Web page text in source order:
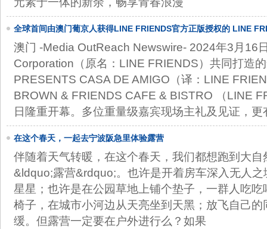
全球首间由澳门葡京人获得LINE FRIENDS官方正版授权的 LINE
厅在澳门葡京人正式开幕 打造最新澳门旅游热点 为澳门旅游业注入新
澳门 -Media OutReach Newswire- 2024年3月16
Corporation（原名：LINE FRIENDS）共同打造
PRESENTS CASA DE AMIGO（译：LINE
BROWN & FRIENDS CAFE & BISTRO （LINE
日隆重开幕。多位重量级嘉宾现场主礼及见证，更
在这个春天，一起去宁波阪急里体验露营
伴随着天气转暖，在这个春天，我们都想跑到大
&ldquo;露营&rdquo;。也许是开着房车深入无人
星星；也许是在公园草地上铺个垫子，一群人吃
椅子，在城市小河边从天亮坐到天黑；放飞自己
缓。但露营一定要在户外进行么？如果